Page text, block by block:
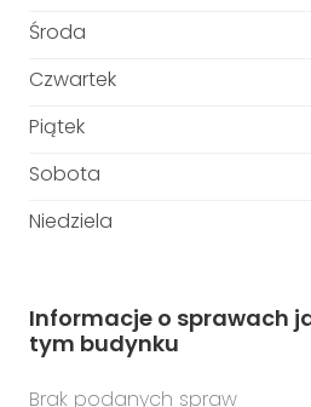
Środa
Czwartek
Piątek
Sobota
Niedziela
Informacje o sprawach
tym budynku
Brak podanych spraw